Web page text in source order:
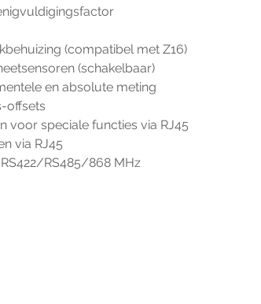
(compatibel met Z16)
(schakelbaar)
en absolute meting
offsets
voor speciale functies via RJ45
via RJ45
RS422/RS485/868 MHz